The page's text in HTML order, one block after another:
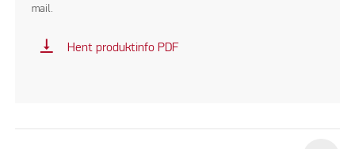
mail.
vertical_align_bottom Hent produktinfo PDF